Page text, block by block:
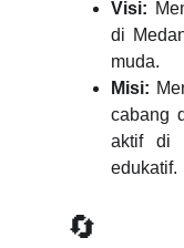
Visi:
di
muda.
Misi:
cabang
aktif di
edukatif.
🔄